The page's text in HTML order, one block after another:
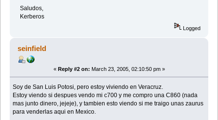
Saludos,
Kerberos
Logged
seinfield
« Reply #2 on: March 23, 2005, 02:10:50 pm »
Soy de San Luis Potosi, pero estoy viviendo en Veracruz.
Estoy viendo si despues vendo mi c700 y me compro una C860 (nada
mas junto dinero, jejeje), y tambien esto viendo si me traigo unas zaurus
para venderlas aqui en Mexico.